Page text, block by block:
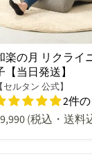
楽の月 リクライ
【当日発送】
【セルタン 公式】
2件
(税込・送料